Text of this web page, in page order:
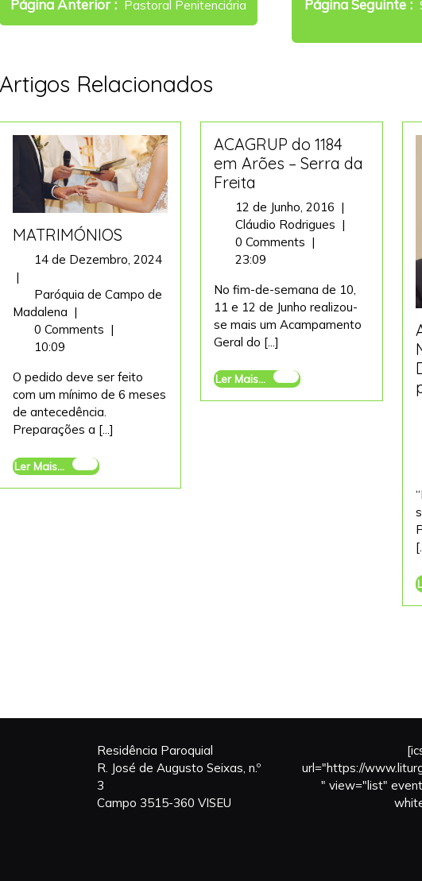
de
Página Anterior Pastoral Penitenciária Página Seguinte
Artigos Relacionados
MATRIMÓNIOS
14 de Dezembro, 2024
14
Dezembro,
2024
|
Paróquia de Campo de
Madalena MATRIMÓNIOS
|
0 Comments |
10:09
O pedido deve ser feito
com um mínimo de 6 meses
de antecedência.
Preparações a [...]
Ler Mais... Ler
ACAGRUP do 1184
em Arões – Serra da
Freita
12 de Junho, 2016 12
de
|
Cláudio Rodrigues ACAGRUP
Arões
–
Serra
|
0 Comments |
23:09
No fim-de-semana de 10,
11 e 12 de Junho realizou-
se mais um Acampamento
Geral do [...]
Ler Mais... Ler
Residência Paroquial
R. José de Augusto Seixas, n.º
3
Campo 3515-360 VISEU
url="https://
" view="list"